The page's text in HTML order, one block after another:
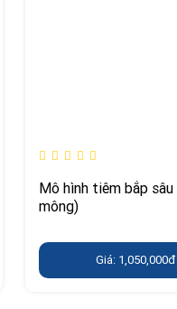
Mô hình tiêm bắp
mông)
Giá: 1,050,000đ